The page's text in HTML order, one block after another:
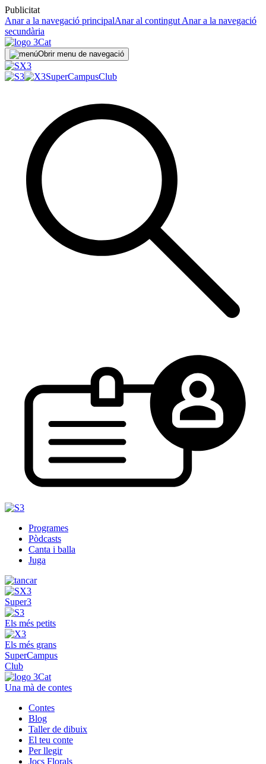
Publicitat
Anar a la navegació principalAnar al contingut Anar a la navegació
secundària
Obrir menu de navegació
SuperCampusClub
Programes
Pòdcasts
Canta i balla
Juga
Super3
Els més petits
Els més grans
SuperCampus
Club
Una mà de contes
Contes
Blog
Taller de dibuix
El teu conte
Per llegir
Jocs Florals